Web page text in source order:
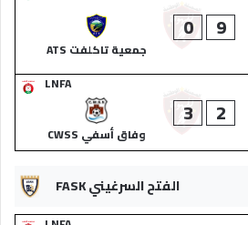
9
0
جمعية تاكلفت ATS
LNFA
2
3
وفاق أسفي CWSS
الفتح السرغيني FASK